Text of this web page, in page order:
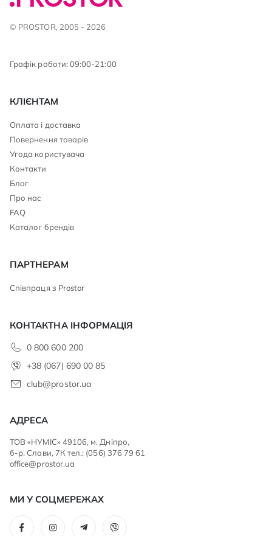
© PROSTOR, 2005 - 2026
Графік роботи: 09:00-21:00
КЛІЄНТАМ
Оплата і доставка
Повернення товарів
Угода користувача
Контакти
Блог
Про нас
FAQ
Каталог брендів
ПАРТНЕРАМ
Співпраця з Prostor
КОНТАКТНА ІНФОРМАЦІЯ
0 800 600 200
+38 (067) 690 00 85
club@prostor.ua
АДРЕСА
ТОВ «НУМІС» 49106, м. Дніпро,
б-р. Слави, 7К тел.: (056) 376 79 61
office@prostor.ua
МИ У СОЦМЕРЕЖАХ